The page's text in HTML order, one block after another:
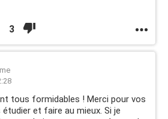
3
tous formidables ! Merci pour vos
et faire au mieux. Si je